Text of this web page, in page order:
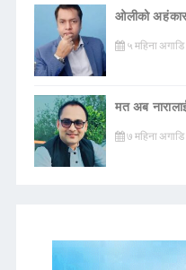
ओलीको
५ महिना अगाडि
मत अब
७ महिना अगाडि